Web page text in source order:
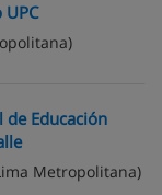
UPC
de Educación
Metropolitana)